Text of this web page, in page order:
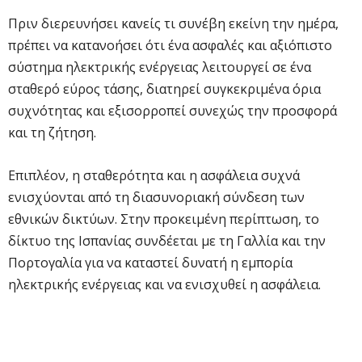
Πριν διερευνήσει κανείς τι συνέβη εκείνη την ημέρα,
πρέπει να κατανοήσει ότι ένα ασφαλές και αξιόπιστο
σύστημα ηλεκτρικής ενέργειας λειτουργεί σε ένα
σταθερό εύρος τάσης, διατηρεί συγκεκριμένα όρια
συχνότητας και εξισορροπεί συνεχώς την προσφορά
και τη ζήτηση.
Επιπλέον, η σταθερότητα και η ασφάλεια συχνά
ενισχύονται από τη διασυνοριακή σύνδεση των
εθνικών δικτύων. Στην προκειμένη περίπτωση, το
δίκτυο της Ισπανίας συνδέεται με τη Γαλλία και την
Πορτογαλία για να καταστεί δυνατή η εμπορία
ηλεκτρικής ενέργειας και να ενισχυθεί η ασφάλεια.